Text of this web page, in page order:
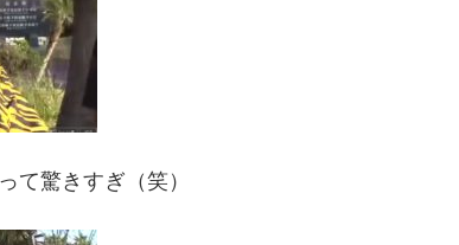
て驚きすぎ（笑）